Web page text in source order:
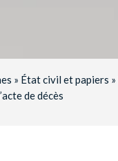
» État civil et papiers »
de décès